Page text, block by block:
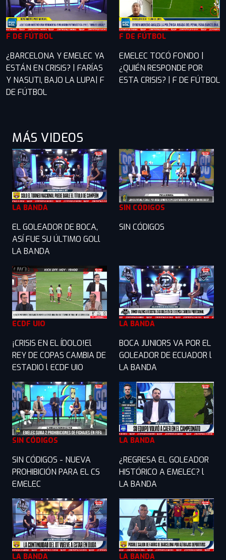
F DE FÚTBOL
¿BARCELONA Y EMELEC YA
ESTÁN EN CRISIS? | FARÍAS
Y NASUTI, BAJO LA LUPA| F
DE FÚTBOL
F DE FÚTBOL
EMELEC TOCÓ FONDO |
¿QUIÉN RESPONDE POR
ESTA CRISIS? | F DE FÚTBOL
MÁS VIDEOS
LA BANDA
EL GOLEADOR DE BOCA,
ASÍ FUE SU ÚLTIMO GOLl
LA BANDA
SIN CÓDIGOS
SIN CÓDIGOS
ECDF UIO
¡CRISIS EN EL ÍDOLO!El
REY DE COPAS CAMBIA DE
ESTADIO l ECDF UIO
LA BANDA
BOCA JUNIORS VA POR EL
GOLEADOR DE ECUADOR l
LA BANDA
SIN CÓDIGOS
SIN CÓDIGOS - NUEVA
PROHIBICIÓN PARA EL CS
EMELEC
LA BANDA
¿REGRESA EL GOLEADOR
HISTÓRICO A EMELEC? l
LA BANDA
LA BANDA LA BANDA